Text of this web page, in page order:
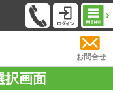
お問合せ
択画面